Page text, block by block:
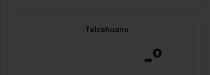
Talcahuano
-º